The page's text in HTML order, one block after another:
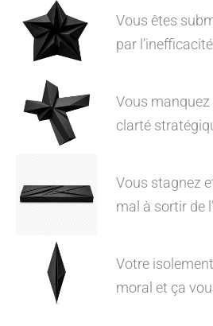
Vous êtes
par
Vous manquez
clarté
Vous stagnez
mal à sortir de
Votre
moral et ça